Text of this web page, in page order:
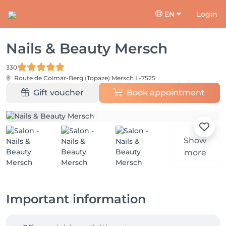
EN Login
Nails & Beauty Mersch
330
Route de Colmar-Berg (Topaze) Mersch L-7525
Gift voucher Book appointment
Show
more
Important information